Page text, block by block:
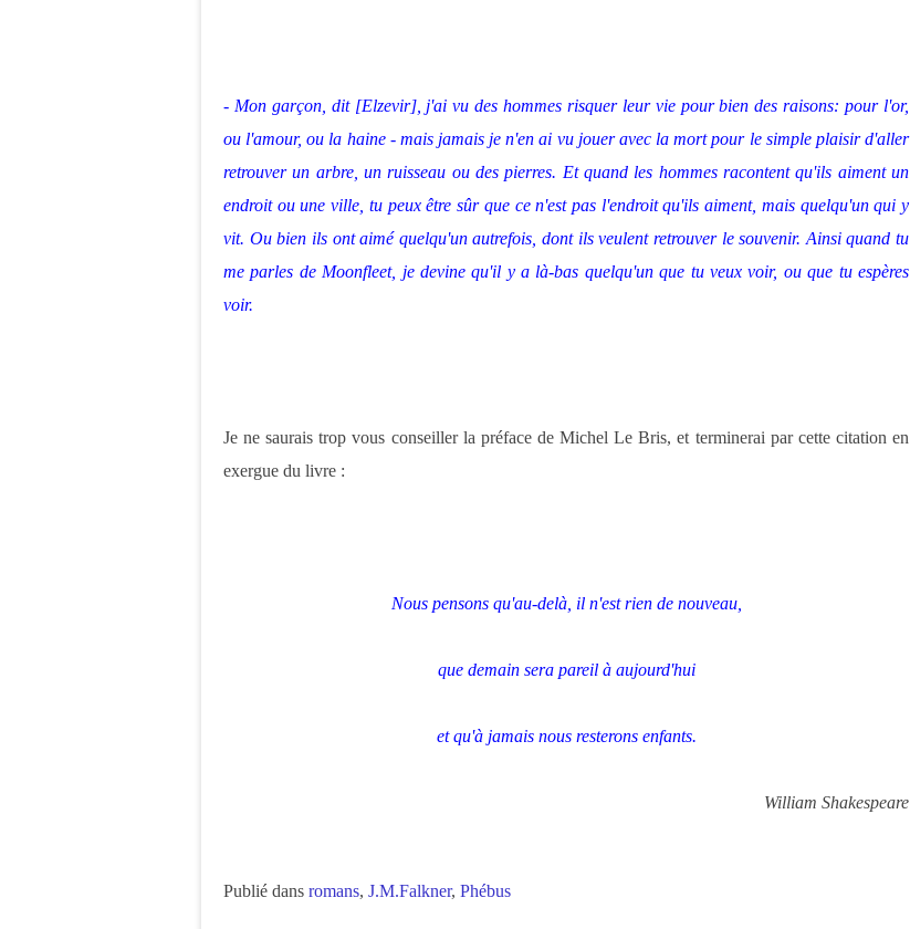
- Mon garçon, dit [Elzevir], j'ai vu des hommes risquer leur vie pour bien des raisons: pour l'or,
ou l'amour, ou la haine - mais jamais je n'en ai vu jouer avec la mort pour le simple plaisir d'aller
retrouver un arbre, un ruisseau ou des pierres. Et quand les hommes racontent qu'ils aiment un
endroit ou une ville, tu peux être sûr que ce n'est pas l'endroit qu'ils aiment, mais quelqu'un qui y
vit. Ou bien ils ont aimé quelqu'un autrefois, dont ils veulent retrouver le souvenir. Ainsi quand tu
me parles de Moonfleet, je devine qu'il y a là-bas quelqu'un que tu veux voir, ou que tu espères
voir.
Je ne saurais trop vous conseiller la préface de Michel Le Bris, et terminerai par cette citation en
exergue du livre :
Nous pensons qu'au-delà, il n'est rien de nouveau,
que demain sera pareil à aujourd'hui
et qu'à jamais nous resterons enfants.
William Shakespeare
Publié dans romans, J.M.Falkner, Phébus